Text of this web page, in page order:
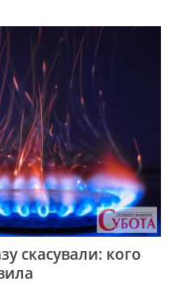
скасували: кого